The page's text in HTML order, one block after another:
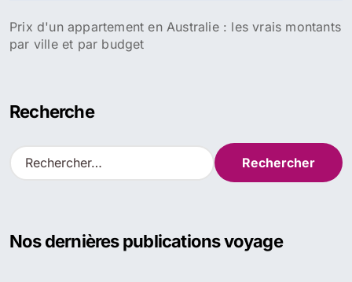
Prix d'un appartement en Australie : les vrais montants
par ville et par budget
Recherche
R
e
rNos dernières publications voyage